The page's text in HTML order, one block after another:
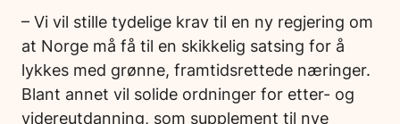
– Vi vil stille tydelige krav til en ny regjering om
at Norge må få til en skikkelig satsing for å
lykkes med grønne, framtidsrettede næringer.
Blant annet vil solide ordninger for etter- og
videreutdanning, som supplement til nye